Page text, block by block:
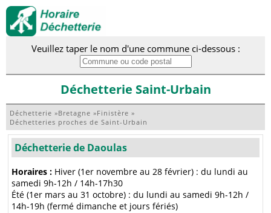
Veuillez taper le nom d'une commune ci-dessous :
Déchetterie Saint-Urbain
Déchetterie »Bretagne »Finistère »
Déchetteries proches de Saint-Urbain
Déchetterie de Daoulas
Horaires : Hiver (1er novembre au 28 février) : du lundi au
samedi 9h-12h / 14h-17h30
Été (1er mars au 31 octobre) : du lundi au samedi 9h-12h /
14h-19h (fermé dimanche et jours fériés)